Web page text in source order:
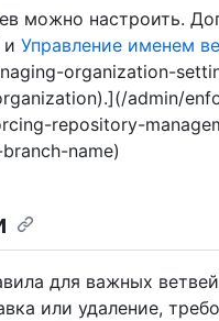
можно настроить.
и Управление именем
organization-
admin/
repository-
name)
для важных
или удаление,